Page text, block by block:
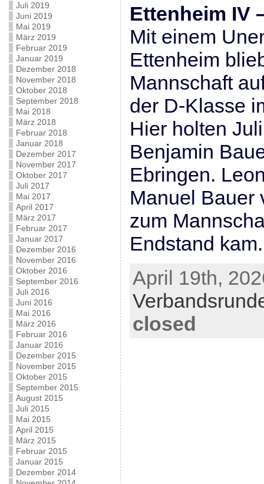
Juli 2019
Juni 2019
Mai 2019
März 2019
Februar 2019
Januar 2019
Dezember 2018
November 2018
Oktober 2018
September 2018
Mai 2018
März 2018
Februar 2018
Januar 2018
Dezember 2017
November 2017
Oktober 2017
Juli 2017
Mai 2017
April 2017
März 2017
Februar 2017
Januar 2017
Dezember 2016
November 2016
Oktober 2016
September 2016
Juli 2016
Juni 2016
Mai 2016
März 2016
Februar 2016
Januar 2016
Dezember 2015
November 2015
Oktober 2015
September 2015
August 2015
Juli 2015
Mai 2015
April 2015
März 2015
Februar 2015
Januar 2015
Dezember 2014
Ettenheim IV
Mit einem
Ettenheim
Mannschaft
der D-Klasse
Hier holten
Benjamin
Ebringen.
Manuel Bauer
zum
Endstand kam.
April 19th,
closed